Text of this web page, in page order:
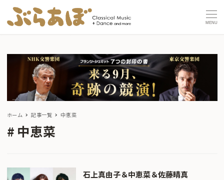
MENU
ホーム 記事一覧 中恵菜
中恵菜
石上真由子＆中恵菜＆佐藤晴真